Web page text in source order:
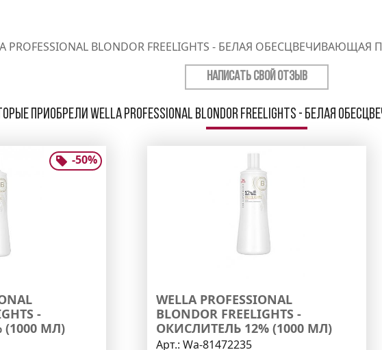
PROFESSIONAL BLONDOR FREELIGHTS - БЕЛАЯ
НАПИСАТЬ СВОЙ ОТЗЫВ
приобрели Wella Professional Blondor Freelights - Белая
-50%
-
(1000 МЛ)
WELLA PROFESSIONAL
BLONDOR FREELIGHTS -
ОКИСЛИТЕЛЬ 12% (1000 МЛ)
Арт.:Wa-81472235